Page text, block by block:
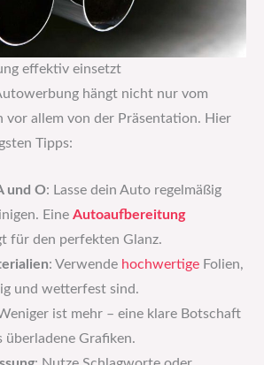
effektiv einsetzt
hängt nicht nur vom
vor allem von der Präsentation. Hier
Tipps:
und O: Lasse dein Auto regelmäßig
Eine Autoaufbereitung
für den perfekten Glanz.
: Verwende hochwertige Folien,
und wetterfest sind.
ist mehr – eine klare Botschaft
Grafiken.